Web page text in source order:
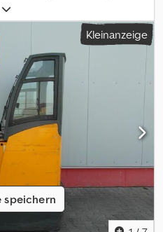
1.750 mm
18x8x12.125,
Elektrisch, Hersteller: Still
Kleinanzeige
speichern